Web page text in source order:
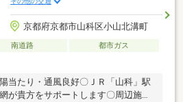
京都府京都市山科区小山北溝町
南道路
都市ガス
当たり・通風良好〇ＪＲ「山科」駅
貴方をサポートします〇周辺施設